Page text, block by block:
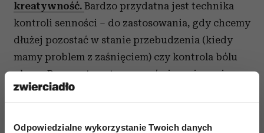
Odpowiedzialne wykorzystanie Twoich danych
kreatywność. Bardzo przydatna jest technika
kontroli senności – do zastosowania, gdy chcemy
dłużej pozostać w stanie przebudzenia (kiedy
mamy problem z zaśnięciem) czy kontrola bólu
głowy. Przy systematycznym ćwiczeniu możemy
też kontrolować poważniejsze dolegliwości,
minimum ból porodowy. Na lepszą pamięć są